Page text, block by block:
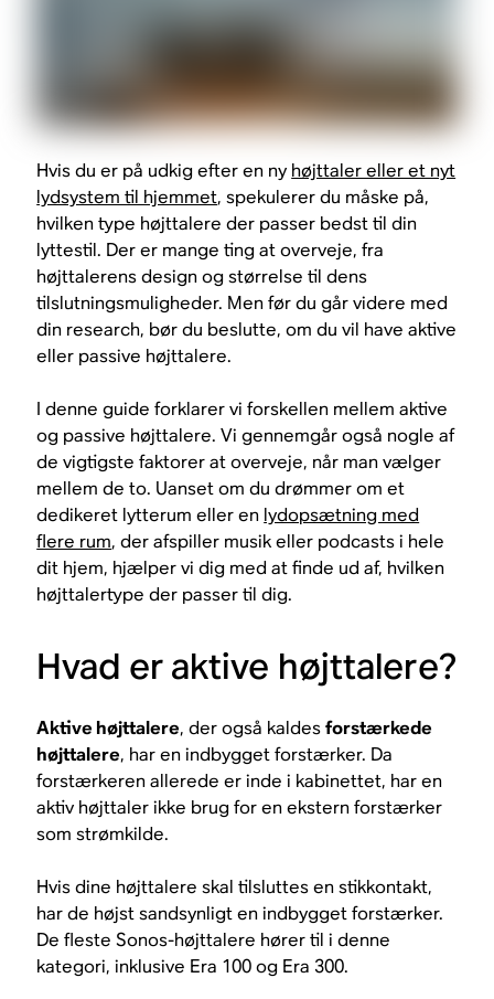
Hvis du er på udkig efter en ny højttaler eller et nyt
lydsystem til hjemmet, spekulerer du måske på,
hvilken type højttalere der passer bedst til din
lyttestil. Der er mange ting at overveje, fra
højttalerens design og størrelse til dens
tilslutningsmuligheder. Men før du går videre med
din research, bør du beslutte, om du vil have aktive
eller passive højttalere.
I denne guide forklarer vi forskellen mellem aktive
og passive højttalere. Vi gennemgår også nogle af
de vigtigste faktorer at overveje, når man vælger
mellem de to. Uanset om du drømmer om et
dedikeret lytterum eller en lydopsætning med
flere rum, der afspiller musik eller podcasts i hele
dit hjem, hjælper vi dig med at finde ud af, hvilken
højttalertype der passer til dig.
Hvad er aktive højttalere?
Aktive højttalere, der også kaldesforstærkede
højttalere, har en indbygget forstærker. Da
forstærkeren allerede er inde i kabinettet, har en
aktiv højttaler ikke brug for en ekstern forstærker
som strømkilde.
Hvis dine højttalere skal tilsluttes en stikkontakt,
har de højst sandsynligt en indbygget forstærker.
De fleste Sonos-højttalere hører til i denne
kategori, inklusive Era 100 og Era 300.